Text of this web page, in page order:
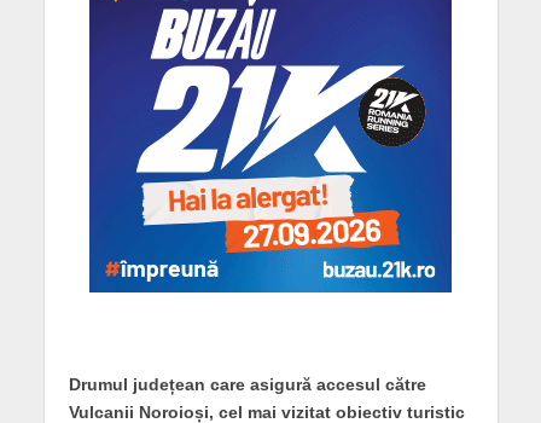
Drumul județean care asigură accesul către
Vulcanii Noroioși, cel mai vizitat obiectiv turistic